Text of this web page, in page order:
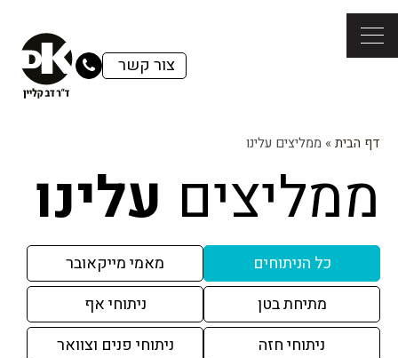
צור קשר
דף הבית » ממליצים עלינו
ממליצים עלינו
כל הניתוחים
מאמי מייקאובר
מתיחת בטן
ניתוחי אף
ניתוחי חזה
ניתוחי פנים וצוואר